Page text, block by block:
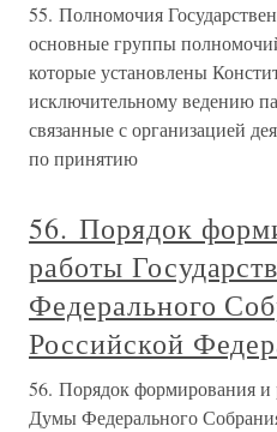
55. Полномочия
основные группы
которые установлены
исключительному ведению
связанные с организацией
по принятию
56. Порядок
работы
Федерального
Российской
56. Порядок формирования и
Думы Федерального